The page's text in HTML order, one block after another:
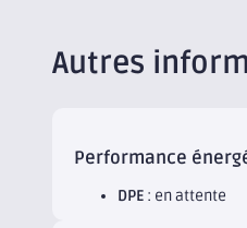
Autres
Performance
DPE : en attente